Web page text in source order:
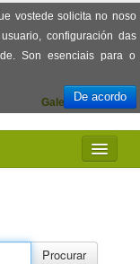
vostede solicita no noso
configuración das
Son esenciais para o
De acordo
Español
Galego
Procurar